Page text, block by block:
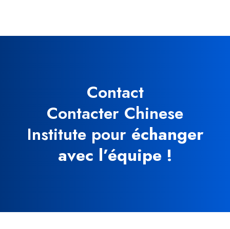
Contact
Contacter Chinese
Institute pouréchanger
avec l’équipe !